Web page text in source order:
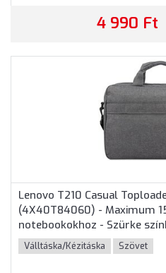
4 990 Ft
Lenovo T210 Casual
(4X40T84060) - Maximum
notebookokhoz - Szürke
Válltáska/Kézitáska Szövet